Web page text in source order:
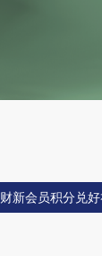
财新会员积分兑